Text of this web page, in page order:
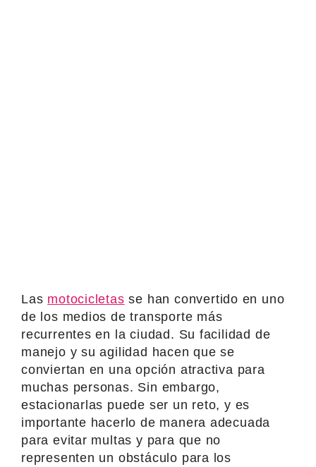
Las motocicletas se han convertido en uno
de los medios de transporte más
recurrentes en la ciudad. Su facilidad de
manejo y su agilidad hacen que se
conviertan en una opción atractiva para
muchas personas. Sin embargo,
estacionarlas puede ser un reto, y es
importante hacerlo de manera adecuada
para evitar multas y para que no
representen un obstáculo para los